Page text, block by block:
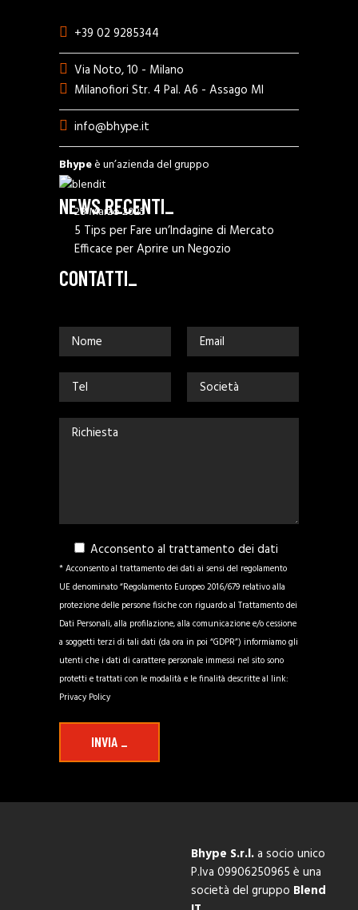
+39 02 9285344
Via Noto, 10 - Milano
Milanofiori Str. 4 Pal. A6 - Assago MI
info@bhype.it
Bhypeè un’azienda del gruppo
NEWS RECENTI_
28 Marzo 2025
5 Tips per Fare un’Indagine di Mercato
Efficace per Aprire un Negozio
CONTATTI_
Acconsento al trattamento dei dati
* Acconsento al trattamento dei dati ai sensi del regolamento
UE denominato “Regolamento Europeo 2016/679 relativo alla
protezione delle persone fisiche con riguardo al Trattamento dei
Dati Personali, alla profilazione, alla comunicazione e/o cessione
a soggetti terzi di tali dati (da ora in poi “GDPR”) informiamo gli
utenti che i dati di carattere personale immessi nel sito sono
protetti e trattati con le modalità e le finalità descritte al link:
Privacy Policy
INVIA _
Bhype S.r.l.a socio unico
P.Iva 09906250965 è una
società del gruppo Blend